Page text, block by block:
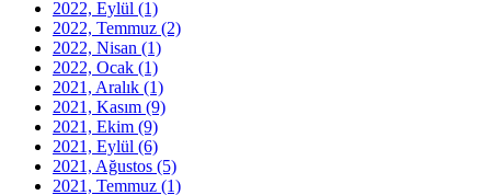
2022, Eylül (1)
2022, Temmuz (2)
2022, Nisan (1)
2022, Ocak (1)
2021, Aralık (1)
2021, Kasım (9)
2021, Ekim (9)
2021, Eylül (6)
2021, Ağustos (5)
2021, Temmuz (1)